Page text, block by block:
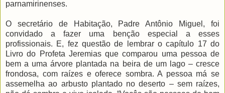
parnamirinenses.
O secretário de Habitação, Padre Antônio Miguel, foi
convidado a fazer uma benção especial a esses
profissionais. E, fez questão de lembrar o capítulo 17 do
Livro do Profeta Jeremias que comparou uma pessoa de
bem a uma árvore plantada na beira de um lago – cresce
frondosa, com raízes e oferece sombra. A pessoa má se
assemelha ao arbusto plantado no deserto – sem raízes,